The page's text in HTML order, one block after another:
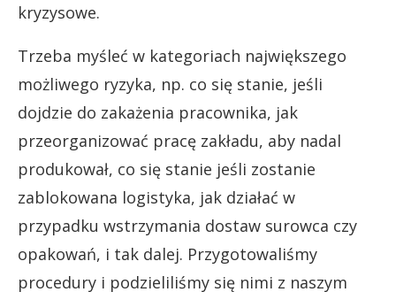
kryzysowe.
Trzeba myśleć w kategoriach największego
możliwego ryzyka, np. co się stanie, jeśli
dojdzie do zakażenia pracownika, jak
przeorganizować pracę zakładu, aby nadal
produkował, co się stanie jeśli zostanie
zablokowana logistyka, jak działać w
przypadku wstrzymania dostaw surowca czy
opakowań, i tak dalej. Przygotowaliśmy
procedury i podzieliliśmy się nimi z naszym